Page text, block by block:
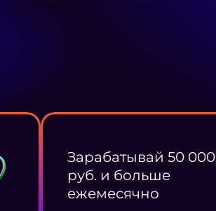
Зарабатывай 50 000
руб. и больше
ежемесячно